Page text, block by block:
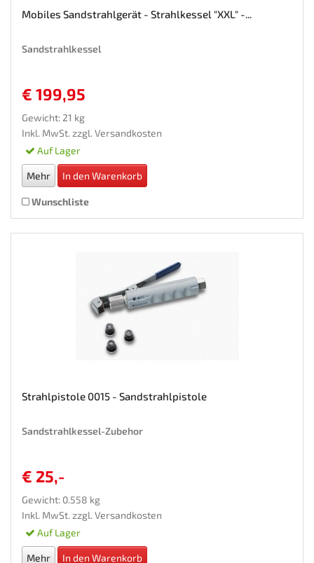
Mobiles Sandstrahlgerät - Strahlkessel "XXL" -...
Sandstrahlkessel
€ 199,95
Gewicht: 21 kg
Inkl. MwSt. zzgl. Versandkosten
Auf Lager
Mehr In den Warenkorb
Wunschliste
Strahlpistole 0015 - Sandstrahlpistole
Sandstrahlkessel-Zubehor
€ 25,-
Gewicht: 0.558 kg
Inkl. MwSt. zzgl. Versandkosten
Auf Lager
Mehr In den Warenkorb